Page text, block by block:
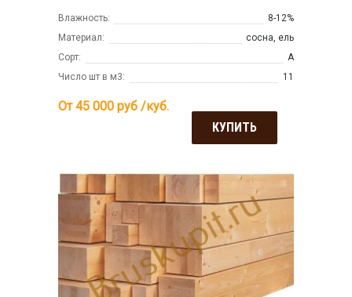
Влажность:
8-12%
Материал:
сосна, ель
Сорт:
А
Число шт в м3:
11
От 45 000 руб /куб.
КУПИТЬ